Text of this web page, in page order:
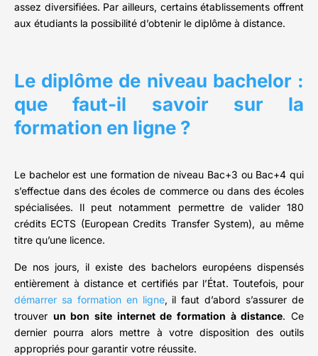
assez diversifiées. Par ailleurs, certains établissements offrent
aux étudiants la possibilité d’obtenir le diplôme à distance.
Le diplôme de niveau bachelor :
que faut-il savoir sur la
formation en ligne ?
Le bachelor est une formation de niveau Bac+3 ou Bac+4 qui
s’effectue dans des écoles de commerce ou dans des écoles
spécialisées. Il peut notamment permettre de valider 180
crédits ECTS (European Credits Transfer System), au même
titre qu’une licence.
De nos jours, il existe des bachelors européens dispensés
entièrement à distance et certifiés par l’État. Toutefois, pour
démarrer sa formation en ligne, il faut d’abord s’assurer de
trouver un bon site internet de formation à distance. Ce
dernier pourra alors mettre à votre disposition des outils
appropriés pour garantir votre réussite.